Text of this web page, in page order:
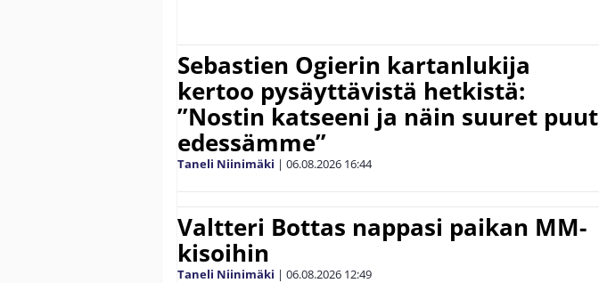
Sebastien Ogierin kartanlukija
kertoo pysäyttävistä hetkistä:
”Nostin katseeni ja näin suuret puut
edessämme”
Taneli Niinimäki | 06.08.2026 16:44
Valtteri Bottas nappasi paikan MM-
kisoihin
Taneli Niinimäki | 06.08.2026 12:49